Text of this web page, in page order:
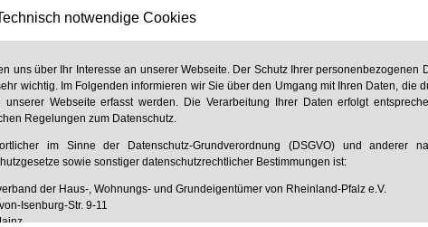
Bürger liegt ein Konzept auf dem Tisch, das
werden muss“, sagte Verbandspräsident
Gleichzeitig würden ärmere und mittlere
Hinzu käme, dass sich die Rückerstattung mit
organisieren lasse, wie das Deutsche
kürzlich dargelegt hat.
solchen Lösung die Debatte über die
2-Preises in Mietverhältnissen überflüssig werde.
notwendige Cookies
uns über Ihr Interesse an unserer Webseite. Der Schutz Ihrer personenbezogenen
wichtig. Im Folgenden informieren wir Sie über den Umgang mit Ihren Daten, die
unserer Webseite erfasst werden. Die Verarbeitung Ihrer Daten erfolgt
Regelungen zum Datenschutz.
im Sinne der Datenschutz-Grundverordnung (DSGVO) und anderer
sowie sonstiger datenschutzrechtlicher Bestimmungen ist:
der Haus-, Wohnungs- und Grundeigentümer von Rheinland-Pfalz e.V.
Isenburg-Str. 9-11